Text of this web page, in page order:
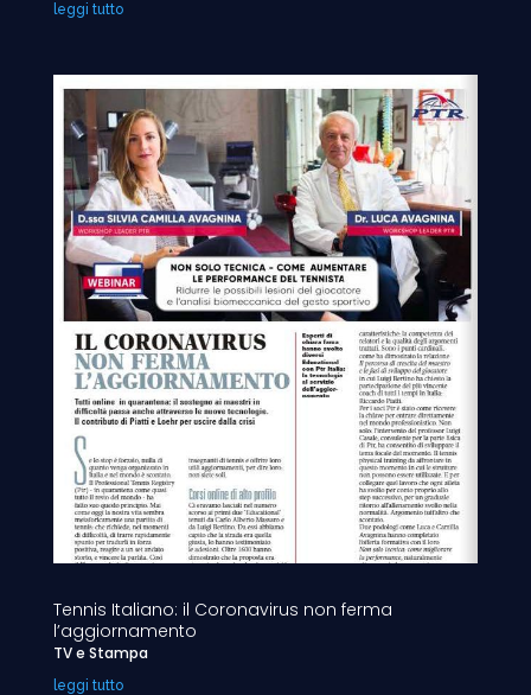
leggi tutto
Tennis Italiano: il Coronavirus non ferma
l’aggiornamento
TV e Stampa
leggi tutto